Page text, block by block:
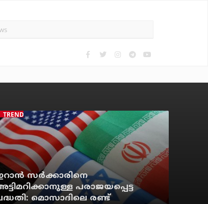
TRENDING
സര്‍ക്കാരിനെ
പരാജയപ്പെട്ട
മൊസാദിലെ രണ്ട്